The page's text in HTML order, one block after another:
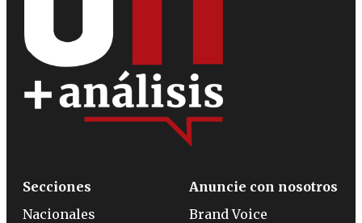
Secciones
Nacionales
Anuncie con nosotros
Brand Voice